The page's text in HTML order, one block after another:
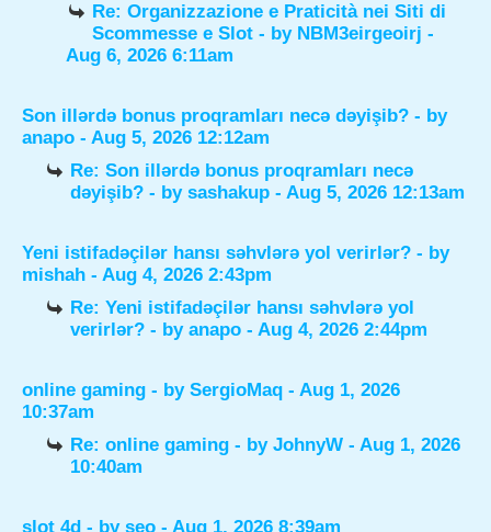
Re: Organizzazione e Praticità nei Siti di
Scommesse e Slot - by NBM3eirgeoirj -
Aug 6, 2026 6:11am
Son illərdə bonus proqramları necə dəyişib? - by
anapo - Aug 5, 2026 12:12am
Re: Son illərdə bonus proqramları necə
dəyişib? - bysashakup - Aug 5, 2026 12:13am
Yeni istifadəçilər hansı səhvlərə yol verirlər? - by
mishah - Aug 4, 2026 2:43pm
Re: Yeni istifadəçilər hansı səhvlərə yol
verirlər? - byanapo - Aug 4, 2026 2:44pm
online gaming - by SergioMaq - Aug 1, 2026
10:37am
Re: online gaming - byJohnyW - Aug 1, 2026
10:40am
slot 4d - by seo - Aug 1, 2026 8:39am